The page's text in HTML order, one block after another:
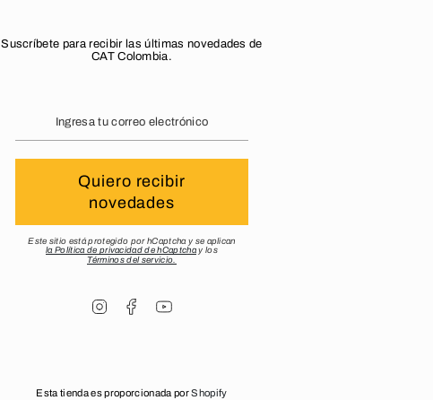
Suscríbete para recibir las últimas novedades de
CAT Colombia.
Quiero recibir
novedades
Este sitio está protegido por hCaptcha y se aplican
la Política de privacidad de hCaptchay los
Términos del servicio.
InstagramFacebook
Esta tienda es proporcionada porShopify